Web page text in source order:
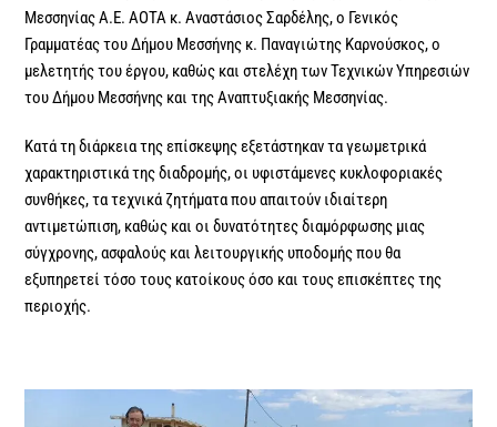
Μεσσηνίας Α.Ε. ΑΟΤΑ κ. Αναστάσιος Σαρδέλης, ο Γενικός
Γραμματέας του Δήμου Μεσσήνης κ. Παναγιώτης Καρνούσκος, ο
μελετητής του έργου, καθώς και στελέχη των Τεχνικών Υπηρεσιών
του Δήμου Μεσσήνης και της Αναπτυξιακής Μεσσηνίας.
Κατά τη διάρκεια της επίσκεψης εξετάστηκαν τα γεωμετρικά
χαρακτηριστικά της διαδρομής, οι υφιστάμενες κυκλοφοριακές
συνθήκες, τα τεχνικά ζητήματα που απαιτούν ιδιαίτερη
αντιμετώπιση, καθώς και οι δυνατότητες διαμόρφωσης μιας
σύγχρονης, ασφαλούς και λειτουργικής υποδομής που θα
εξυπηρετεί τόσο τους κατοίκους όσο και τους επισκέπτες της
περιοχής.